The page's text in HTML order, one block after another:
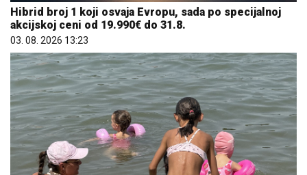
Hibrid broj 1 koji osvaja Evropu, sada po specijalnoj
akcijskoj ceni od 19.990€ do 31.8.
03. 08. 2026 13:23